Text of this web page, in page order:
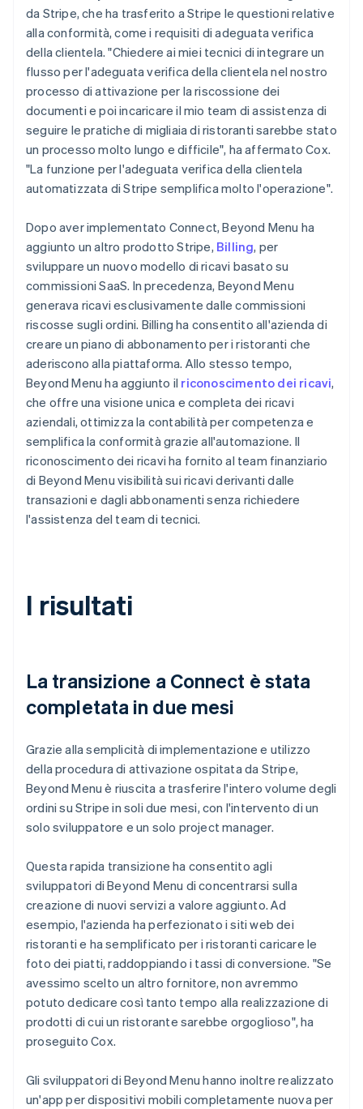
da Stripe, che ha trasferito a Stripe le questioni relative
alla conformità, come i requisiti di adeguata verifica
della clientela. "Chiedere ai miei tecnici di integrare un
flusso per l'adeguata verifica della clientela nel nostro
processo di attivazione per la riscossione dei
documenti e poi incaricare il mio team di assistenza di
seguire le pratiche di migliaia di ristoranti sarebbe stato
un processo molto lungo e difficile", ha affermato Cox.
"La funzione per l'adeguata verifica della clientela
automatizzata di Stripe semplifica molto l'operazione".
Dopo aver implementato Connect, Beyond Menu ha
aggiunto un altro prodotto Stripe, Billing, per
sviluppare un nuovo modello di ricavi basato su
commissioni SaaS. In precedenza, Beyond Menu
generava ricavi esclusivamente dalle commissioni
riscosse sugli ordini. Billing ha consentito all'azienda di
creare un piano di abbonamento per i ristoranti che
aderiscono alla piattaforma. Allo stesso tempo,
Beyond Menu ha aggiunto il riconoscimento dei ricavi,
che offre una visione unica e completa dei ricavi
aziendali, ottimizza la contabilità per competenza e
semplifica la conformità grazie all'automazione. Il
riconoscimento dei ricavi ha fornito al team finanziario
di Beyond Menu visibilità sui ricavi derivanti dalle
transazioni e dagli abbonamenti senza richiedere
l'assistenza del team di tecnici.
I risultati
La transizione a Connect è stata
completata in due mesi
Grazie alla semplicità di implementazione e utilizzo
della procedura di attivazione ospitata da Stripe,
Beyond Menu è riuscita a trasferire l'intero volume degli
ordini su Stripe in soli due mesi, con l'intervento di un
solo sviluppatore e un solo project manager.
Questa rapida transizione ha consentito agli
sviluppatori di Beyond Menu di concentrarsi sulla
creazione di nuovi servizi a valore aggiunto. Ad
esempio, l'azienda ha perfezionato i siti web dei
ristoranti e ha semplificato per i ristoranti caricare le
foto dei piatti, raddoppiando i tassi di conversione. "Se
avessimo scelto un altro fornitore, non avremmo
potuto dedicare così tanto tempo alla realizzazione di
prodotti di cui un ristorante sarebbe orgoglioso", ha
proseguito Cox.
Gli sviluppatori di Beyond Menu hanno inoltre realizzato
un'app per dispositivi mobili completamente nuova per